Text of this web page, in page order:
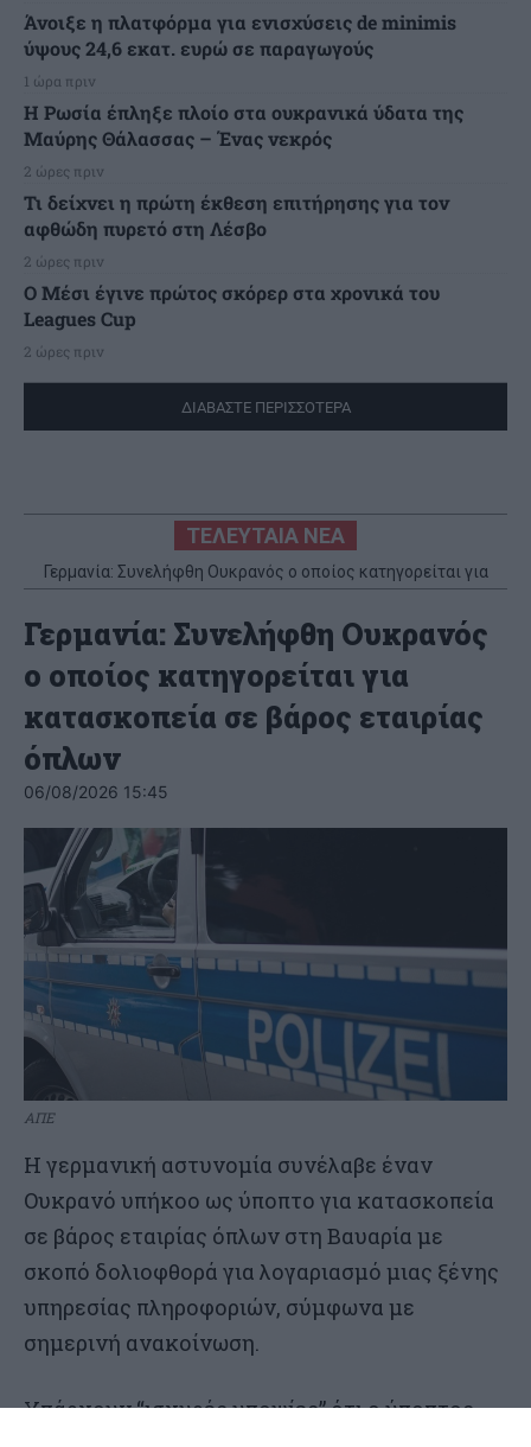
Άνοιξε η πλατφόρμα για ενισχύσεις de minimis
ύψους 24,6 εκατ. ευρώ σε παραγωγούς
1 ώρα πριν
Η Ρωσία έπληξε πλοίο στα ουκρανικά ύδατα της
Μαύρης Θάλασσας – Ένας νεκρός
2 ώρες πριν
Τι δείχνει η πρώτη έκθεση επιτήρησης για τον
αφθώδη πυρετό στη Λέσβο
2 ώρες πριν
Ο Μέσι έγινε πρώτος σκόρερ στα χρονικά του
Leagues Cup
2 ώρες πριν
ΔΙΑΒΑΣΤΕ ΠΕΡΙΣΣΟΤΕΡΑ